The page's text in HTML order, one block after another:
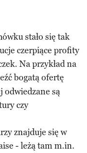
stało się tak
czerpiące profity
Na przykład na
bogatą ofertę
są
czy
znajduje się w
- leżą tam m.in.